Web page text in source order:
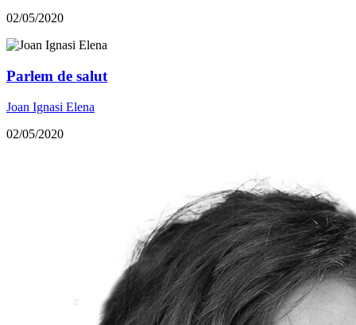
02/05/2020
Parlem de salut
Joan Ignasi Elena
02/05/2020